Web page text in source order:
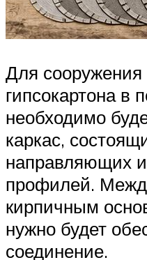
Для сооружения
гипсокартона в
необходимо
каркас,
направляющих
профилей.
кирпичным
нужно будет
соединение.